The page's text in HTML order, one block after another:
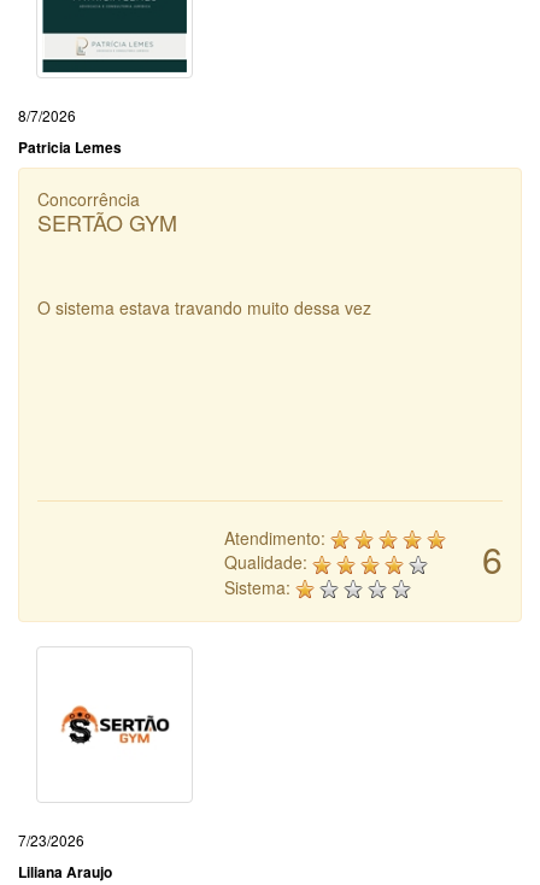
8/7/2026
Patricia Lemes
Concorrência
SERTÃO GYM
O sistema estava travando muito dessa vez
6
Atendimento:
Qualidade:
Sistema:
7/23/2026
Liliana Araujo